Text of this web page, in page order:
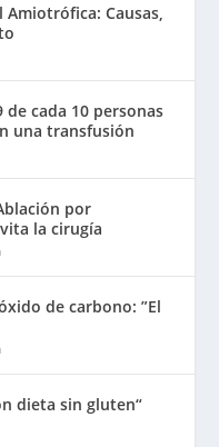
Amiotrófica: Causas,
de cada 10 personas
una transfusión
por
la cirugía
de carbono: ”El
dieta sin gluten“